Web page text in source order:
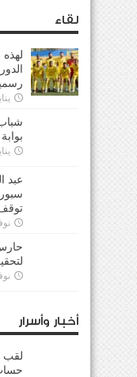
لقاء
يناير 13,
يناير 26,
عبد
توقف
أخبار وأسرار
لقب